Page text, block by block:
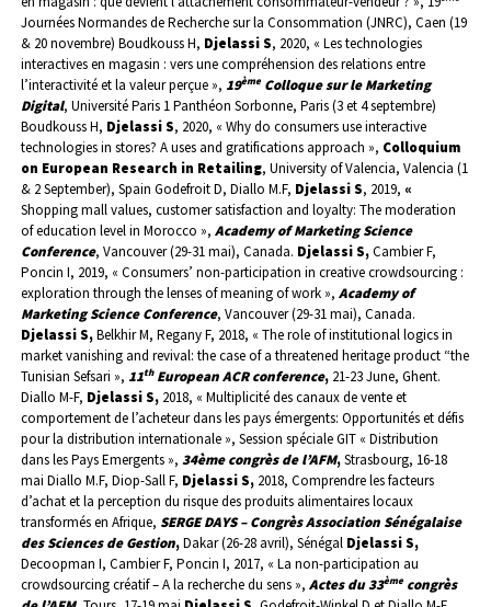
Journées Normandes de Recherche sur la Consommation (JNRC), Caen (19
& 20 novembre) Boudkouss H, Djelassi S, 2020, « Les technologies
interactives en magasin : vers une compréhension des relations entre
l’interactivité et la valeur perçue », 19ème Colloque sur le Marketing
Digital, Université Paris 1 Panthéon Sorbonne, Paris (3 et 4 septembre)
Boudkouss H, Djelassi S, 2020, « Why do consumers use interactive
technologies in stores? A uses and gratifications approach », Colloquium
on European Research in Retailing, University of Valencia, Valencia (1
& 2 September), Spain Godefroit D, Diallo M.F, Djelassi S, 2019, «
Shopping mall values, customer satisfaction and loyalty: The moderation
of education level in Morocco », Academy of Marketing Science
Conference, Vancouver (29-31 mai), Canada. Djelassi S,Cambier F,
Poncin I, 2019, « Consumers’ non-participation in creative crowdsourcing :
exploration through the lenses of meaning of work », Academy of
Marketing Science Conference, Vancouver (29-31 mai), Canada.
Djelassi S,Belkhir M, Regany F, 2018, « The role of institutional logics in
market vanishing and revival: the case of a threatened heritage product “the
Tunisian Sefsari », 11thEuropean ACR conference, 21-23 June, Ghent.
Diallo M-F, Djelassi S, 2018, « Multiplicité des canaux de vente et
comportement de l’acheteur dans les pays émergents: Opportunités et défis
pour la distribution internationale », Session spéciale GIT « Distribution
dans les Pays Emergents », 34ème congrès de l’AFM,Strasbourg, 16-18
mai Diallo M.F, Diop-Sall F, Djelassi S, 2018, Comprendre les facteurs
d’achat et la perception du risque des produits alimentaires locaux
transformés en Afrique, SERGE DAYS – Congrès Association Sénégalaise
des Sciences de Gestion,Dakar (26-28 avril), Sénégal Djelassi S,
Decoopman I, Cambier F, Poncin I, 2017, « La non-participation au
crowdsourcing créatif – A la recherche du sens », Actes du 33ème congrès